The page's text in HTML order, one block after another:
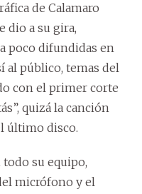
de Calamaro
dio a su gira,
poco difundidas en
al público, temas del
con el primer corte
quizá la canción
último disco.
todo su equipo,
micrófono y el